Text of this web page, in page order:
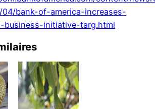
04/bank-of-america-increases-
business-initiative-targ.html